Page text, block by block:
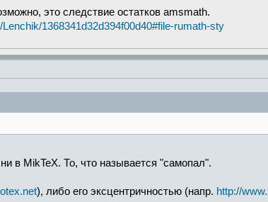
это следствие остатков amsmath.
1368341d32d394f00d40#file-rumath-sty
в MikTeX. То, что называется "самопал".
), либо его эксцентричностью (напр. http://